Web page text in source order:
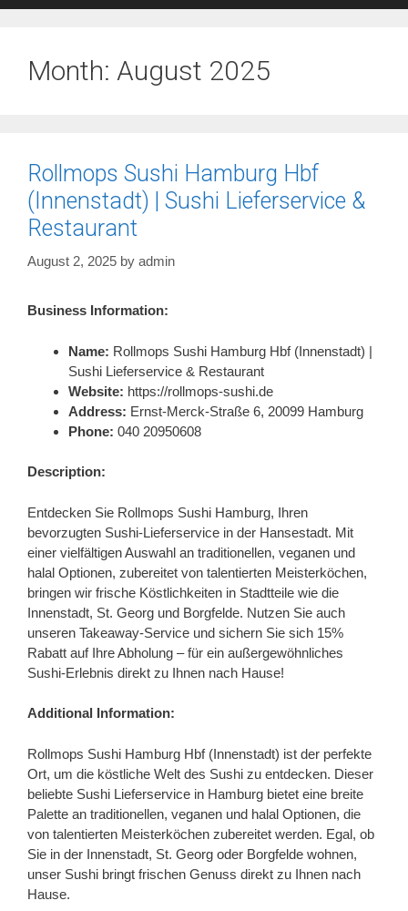
Month: August 2025
Rollmops Sushi Hamburg Hbf
(Innenstadt) | Sushi Lieferservice &
Restaurant
August 2, 2025 by admin
Business Information:
Name: Rollmops Sushi Hamburg Hbf (Innenstadt) |
Sushi Lieferservice & Restaurant
Website: https://rollmops-sushi.de
Address: Ernst-Merck-Straße 6, 20099 Hamburg
Phone: 040 20950608
Description:
Entdecken Sie Rollmops Sushi Hamburg, Ihren
bevorzugten Sushi-Lieferservice in der Hansestadt. Mit
einer vielfältigen Auswahl an traditionellen, veganen und
halal Optionen, zubereitet von talentierten Meisterköchen,
bringen wir frische Köstlichkeiten in Stadtteile wie die
Innenstadt, St. Georg und Borgfelde. Nutzen Sie auch
unseren Takeaway-Service und sichern Sie sich 15%
Rabatt auf Ihre Abholung – für ein außergewöhnliches
Sushi-Erlebnis direkt zu Ihnen nach Hause!
Additional Information:
Rollmops Sushi Hamburg Hbf (Innenstadt) ist der perfekte
Ort, um die köstliche Welt des Sushi zu entdecken. Dieser
beliebte Sushi Lieferservice in Hamburg bietet eine breite
Palette an traditionellen, veganen und halal Optionen, die
von talentierten Meisterköchen zubereitet werden. Egal, ob
Sie in der Innenstadt, St. Georg oder Borgfelde wohnen,
unser Sushi bringt frischen Genuss direkt zu Ihnen nach
Hause.